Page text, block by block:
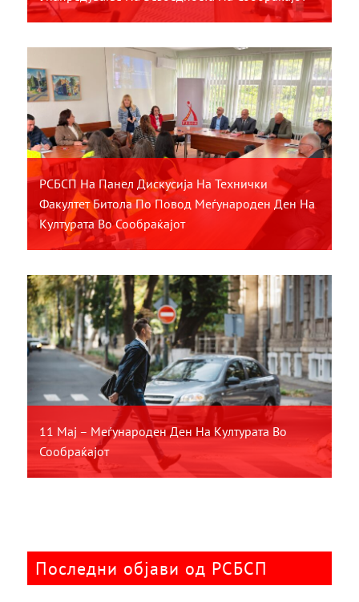
РСБСП На Панел Дискусија На Технички
Факултет Битола По Повод Меѓународен Ден На
Културата Во Сообраќајот
11 Мај – Меѓународен Ден На Културата Во
Сообраќајот
Последни објави од РСБСП